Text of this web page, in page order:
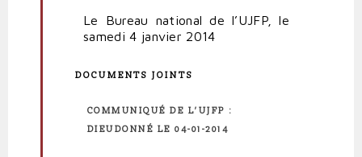
Le Bureau national de l’UJFP, le
samedi 4 janvier 2014
DOCUMENTS JOINTS
COMMUNIQUÉ DE L’UJFP :
DIEUDONNÉ LE 04-01-2014